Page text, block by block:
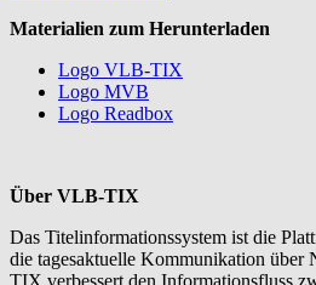
Materialien zum Herunterladen
Logo VLB-TIX
Logo MVB
Logo Readbox
Über VLB-TIX
Das Titelinformationssystem ist die
die tagesaktuelle Kommunikation über